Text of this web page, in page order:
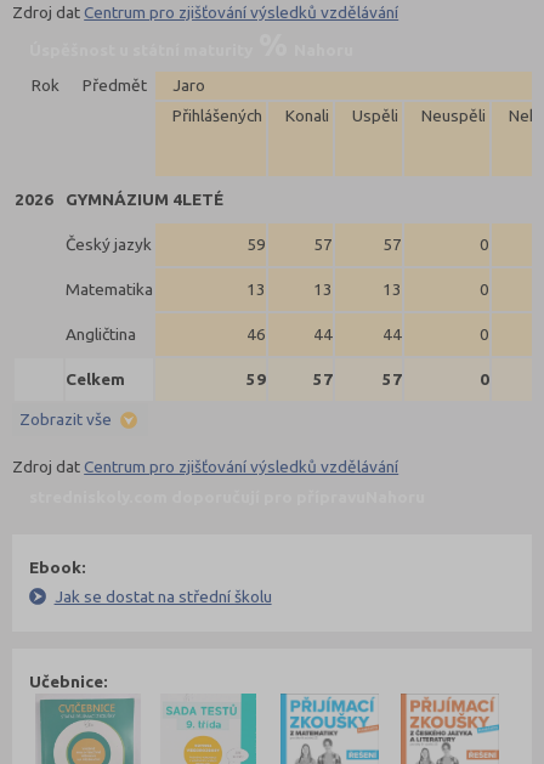
Zdroj datCentrum pro zjišťování výsledků vzdělávání
Rok
Předmět
Jaro
Přihlášených
Konali Uspěli Neuspěli
2026 GYMNÁZIUM 4LETÉ
Český jazyk 59 57 57 0
Matematika 13 13 13 0
Angličtina 46 44 44 0
Celkem 59 57 57 0
Zobrazit vše
Zdroj datCentrum pro zjišťování výsledků vzdělávání
Ebook:
Jak se dostat na střední školu
Učebnice: